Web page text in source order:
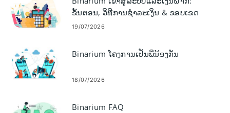
ຂັ້ນຕອນ, ວິທີການຊໍາລະເງິນ & ຂອບເຂດ
ຈໍາກັດ
19/07/2026
Binarium ໂຄງການເປັນພີ່ນ້ອງກັນ
18/07/2026
Binarium FAQ